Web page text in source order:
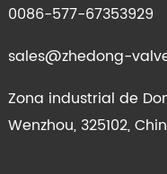
0086-577-67353929
sales@zhedong-
Zona industrial de
Wenzhou, 325102,